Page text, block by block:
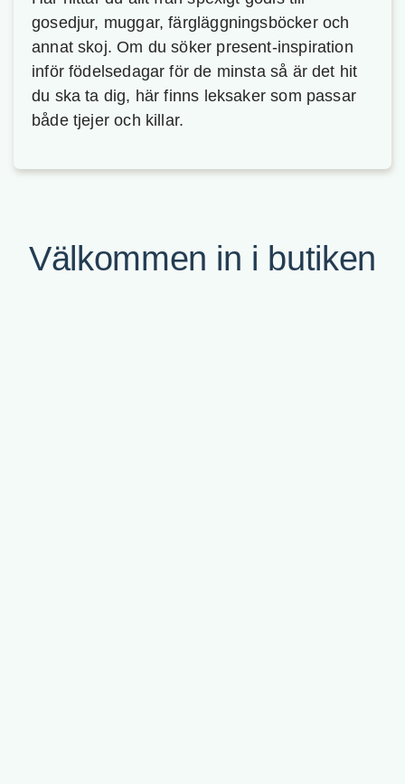
gosedjur, muggar, färgläggningsböcker och
annat skoj. Om du söker present-inspiration
inför födelsedagar för de minsta så är det hit
du ska ta dig, här finns leksaker som passar
både tjejer och killar.
Välkommen in i butiken